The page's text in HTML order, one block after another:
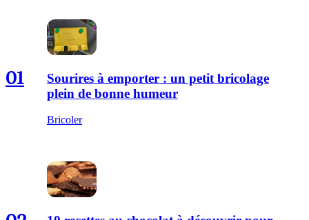
01
Sourires à emporter : un petit bricolage
plein de bonne humeur
Bricoler